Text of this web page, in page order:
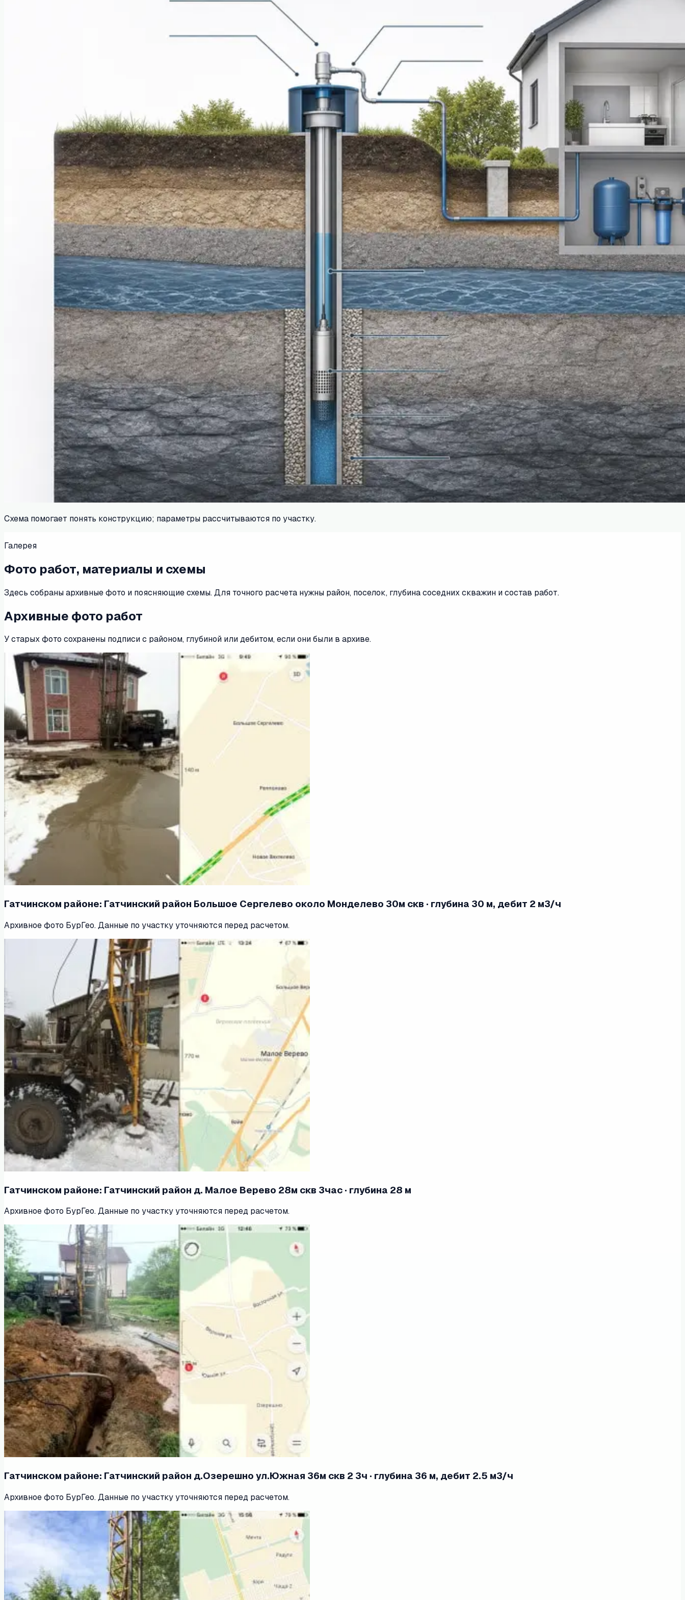
Схема помогает понять конструкцию; параметры рассчитываются по участку.
Галерея
Фото работ, материалы и схемы
Здесь собраны архивные фото и поясняющие схемы. Для точного расчета нужны район, поселок, глубина соседних скважин и состав работ.
Архивные фото работ
У старых фото сохранены подписи с районом, глубиной или дебитом, если они были в архиве.
Гатчинском районе: Гатчинский район Большое Сергелево около Монделево 30м скв · глубина 30 м, дебит 2 м3/ч
Архивное фото БурГео. Данные по участку уточняются перед расчетом.
Гатчинском районе: Гатчинский район д. Малое Верево 28м скв 3час · глубина 28 м
Архивное фото БурГео. Данные по участку уточняются перед расчетом.
Гатчинском районе: Гатчинский район д.Озерешно ул.Южная 36м скв 2 3ч · глубина 36 м, дебит 2.5 м3/ч
Архивное фото БурГео. Данные по участку уточняются перед расчетом.